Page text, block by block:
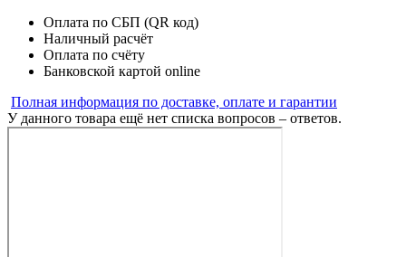
Оплата по СБП (QR код)
Наличный расчёт
Оплата по счёту
Банковской картой online
Полная информация по доставке, оплате и гарантии
У данного товара ещё нет списка вопросов – ответов.